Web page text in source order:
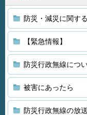
防災・減災に関す
【緊急情報】
防災行政無線につ
被害にあったら
防災行政無線の放